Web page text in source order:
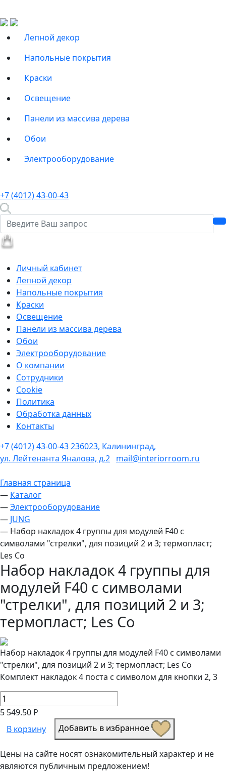
Лепной декор
Напольные покрытия
Краски
Освещение
Панели из массива дерева
Обои
Электрооборудование
+7 (4012) 43-00-43
Личный кабинет
Лепной декор
Напольные покрытия
Краски
Освещение
Панели из массива дерева
Обои
Электрооборудование
О компании
Сотрудники
Cookie
Политика
Обработка данных
Контакты
+7 (4012) 43-00-43236023, Калининград,
ул. Лейтенанта Яналова, д.2 mail@interiorroom.ru
Главная страница
— Каталог
—Электрооборудование
— JUNG
— Набор накладок 4 группы для модулей F40 с
символами "стрелки", для позиций 2 и 3; термопласт;
Les Co
Набор накладок 4 группы для
модулей F40 с символами
"стрелки", для позиций 2 и 3;
термопласт; Les Co
Набор накладок 4 группы для модулей F40 с символами
"стрелки", для позиций 2 и 3; термопласт; Les Co
Комплект накладок 4 поста с символом для кнопки 2, 3
5 549.50 Р
В корзину
Добавить в избранное
Цены на сайте носят ознакомительный характер и не
являются публичным предложением!